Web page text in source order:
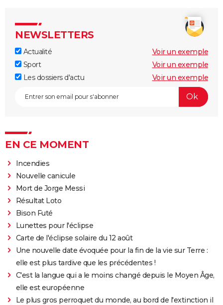
NEWSLETTERS
Actualité
Voir un exemple
Sport
Voir un exemple
Les dossiers d'actu
Voir un exemple
EN CE MOMENT
Incendies
Nouvelle canicule
Mort de Jorge Messi
Résultat Loto
Bison Futé
Lunettes pour l'éclipse
Carte de l'éclipse solaire du 12 août
Une nouvelle date évoquée pour la fin de la vie sur Terre :
elle est plus tardive que les précédentes !
C'est la langue qui a le moins changé depuis le Moyen Âge,
elle est européenne
Le plus gros perroquet du monde, au bord de l'extinction il